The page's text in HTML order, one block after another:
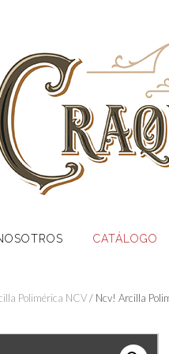
CATÁLOGO
Polimérica NCV/ Ncv! Arcilla